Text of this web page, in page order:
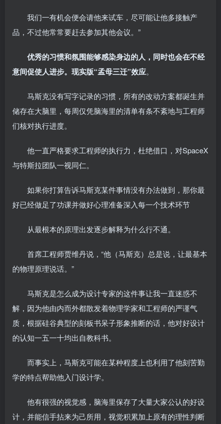
我们一有机会便会请他来试车，尽可能让他多接触产
品，不过他常常要赶去参加其他会议。”
优秀的习惯和氛围能够感染身边的人，同时也会在不经
意间促使人进步。现实版“孟母三迁”效应。
马斯克没有写字记录的习惯，所有的改动方案都诞生并
储存在大脑里，每周仅凭脑海里的清单有条不紊地与工程师
们核对执行进度。
他一直严格要求工程师的执行力，杜绝借口，对SpaceX
与特斯拉团队一视同仁。
如果你打算告诉马斯克某件事情没有办法做到，那你最
好已经做足了功课并做好心理准备深入每一个技术环节
从最根本的原理出发逐步解释为什么行不通。
首席工程师贾维丹说，“他（马斯克）总是说，让最基本
的物理原理说话。”
马斯克是怎么成为设计专家的这件事让我一直迷惑不
解，因为他由内而外都散发着物理学家和工程师的严谨气
质，根据硅谷典型的刻板书呆子形象推断的话，他对好设计
的认知一五一十均出自教科书。
而事实上，马斯克可能在某种程度上也利用了他刻苦勤
学的特点帮助他入门设计学。
他有很强的视觉感，脑海里保存了大量大家公认的好设
计，并能信手拈来为己所用，视觉积累加上原有的理性判断